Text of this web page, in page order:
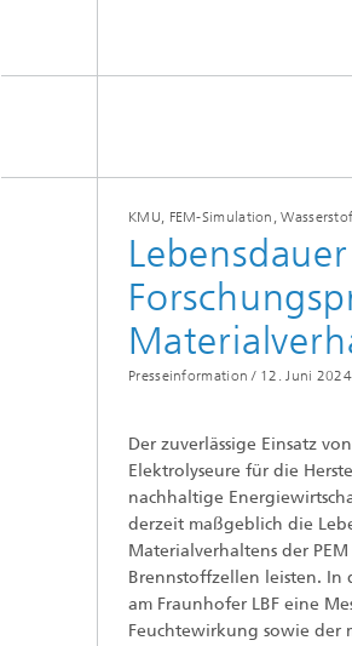
KMU, FEM-Simulation,
Presseinformation / 12. Juni 2024
Der zuverlässige Einsatz
Elektrolyseure für die
nachhaltige
derzeit maßgeblich die
Materialverhaltens der
Brennstoffzellen leisten. In
am Fraunhofer LBF eine
Feuchtewirkung sowie der